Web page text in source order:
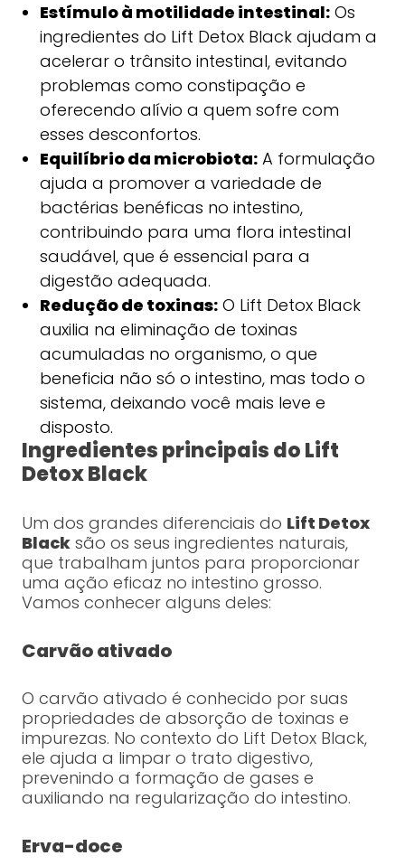
Estímulo à motilidade intestinal:Os
ingredientes do Lift Detox Black ajudam a
acelerar o trânsito intestinal, evitando
problemas como constipação e
oferecendo alívio a quem sofre com
esses desconfortos.
Equilíbrio da microbiota:A formulação
ajuda a promover a variedade de
bactérias benéficas no intestino,
contribuindo para uma flora intestinal
saudável, que é essencial para a
digestão adequada.
Redução de toxinas:O Lift Detox Black
auxilia na eliminação de toxinas
acumuladas no organismo, o que
beneficia não só o intestino, mas todo o
sistema, deixando você mais leve e
disposto.
Ingredientes principais do Lift
Detox Black
Um dos grandes diferenciais do Lift Detox
Blacksão os seus ingredientes naturais,
que trabalham juntos para proporcionar
uma ação eficaz no intestino grosso.
Vamos conhecer alguns deles:
Carvão ativado
O carvão ativado é conhecido por suas
propriedades de absorção de toxinas e
impurezas. No contexto do Lift Detox Black,
ele ajuda a limpar o trato digestivo,
prevenindo a formação de gases e
auxiliando na regularização do intestino.
Erva-doce